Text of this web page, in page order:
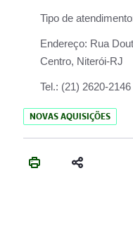
Tipo de
Endereço: Rua
Centro, Niterói-RJ
Tel.: (21) 2620-2146
NOVAS AQUISIÇÕES